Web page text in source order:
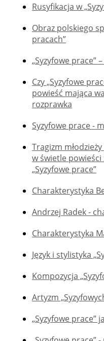
Rusyfikacja w
Obraz polskiego
pracach”
„Syzyfowe prace”
Czy „Syzyfowe
powieść mająca
rozprawka
Syzyfowe prace -
Tragizm
w świetle
„Syzyfowe prace”
Charakterystyka
Andrzej Radek -
Charakterystyka
Język i stylistyka
Kompozycja
Artyzm
„Syzyfowe prace”